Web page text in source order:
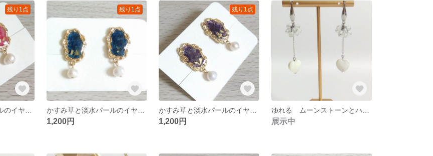
残り1点 残り1点
1,200円
残り1点
1,200円 展示中